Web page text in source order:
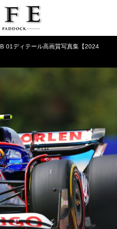
01ディテール高画質写真集【2024